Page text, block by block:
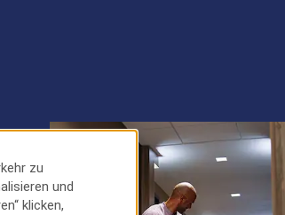
zu
und
klicken,